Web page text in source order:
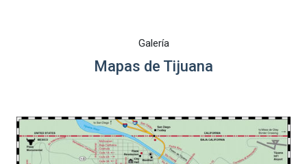
Galería
Mapas de Tijuana